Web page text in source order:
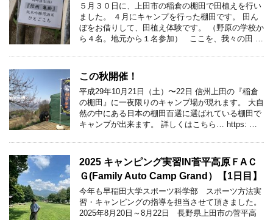
５月３０日に、上田市の稲倉の棚田で田植えを行い
ました。 ４月にキャンプを行った棚田です。 田ん
ぼをお借りして、田植え体験です。 （野原の学校か
ら４名。地元から１名参加） ここを、我々の田 …
この秋開催！
平成29年10月21日（土）〜22日 信州上田の『稲倉
の棚田』に一夜限りのキャンプ場が現れます。 大自
然の中にある日本の棚田百選に選ばれている棚田で
キャンプが出来ます。 詳しくはこちら… https: …
2025 キャンピング実習IN菅平高原ＦAＣ
Ｇ(Family Auto Camp Grand）【1日目】
今年も早稲田大学スポーツ科学部 スポーツ方法実
習・キャンピングの指導を担当させて頂きました。
2025年8月20日～8月22日 長野県上田市の菅平高